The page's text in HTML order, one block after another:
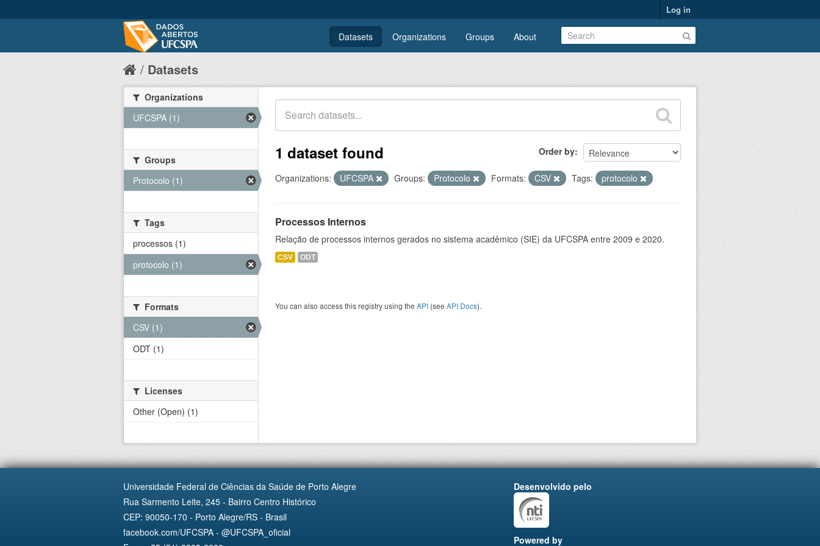
Log in
Datasets Organizations Groups About
Datasets
Order by
1 dataset found
Organizations: UFCSPA Groups: Protocolo Formats: CSV Tags: protocolo
Processos Internos
Relação de processos internos gerados no sistema acadêmico (SIE) da UFCSPA entre 2009 e 2020.
CSV ODT
You can also access this registry using the API (see API Docs).
Organizations
UFCSPA (1)
Groups
Protocolo (1)
Tags
processos (1)
protocolo (1)
Formats
CSV (1)
ODT (1)
Licenses
Other (Open) (1)
Universidade Federal de Ciências da Saúde de Porto Alegre
Rua Sarmento Leite, 245 - Bairro Centro Histórico
CEP: 90050-170 - Porto Alegre/RS - Brasil
facebook.com/UFCSPA - @UFCSPA_oficial
Desenvolvido pelo
Powered by